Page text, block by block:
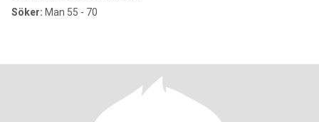
Söker: Man 55 - 70